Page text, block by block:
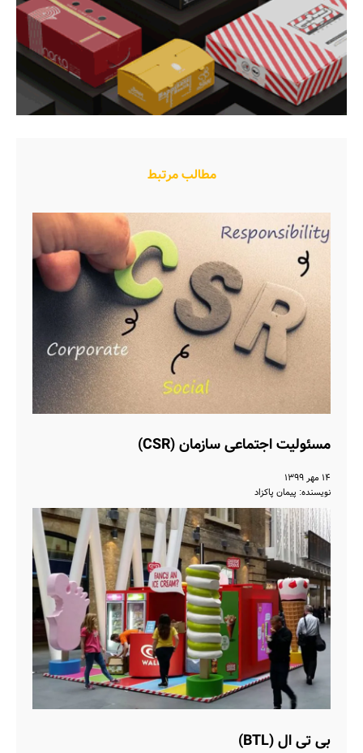
مطالب مرتبط
مسئولیت اجتماعی سازمان (CSR)
۱۴ مهر ۱۳۹۹
نویسنده: پیمان پاکزاد
بی تی ال (BTL)